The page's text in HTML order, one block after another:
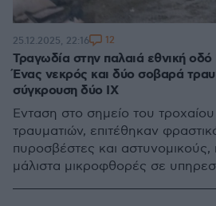
Τραγωδία στην παλαιά εθνική
Ένας νεκρός και δύο σοβαρά
σύγκρουση δύο ΙΧ
Ένταση στο σημείο του
τραυματιών, επιτέθηκαν
πυροσβέστες και
μάλιστα μικροφθορές σε
25.12.2025, 22:16 12